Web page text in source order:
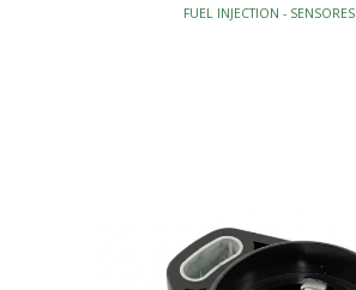
FUEL INJECTION - SENSORES